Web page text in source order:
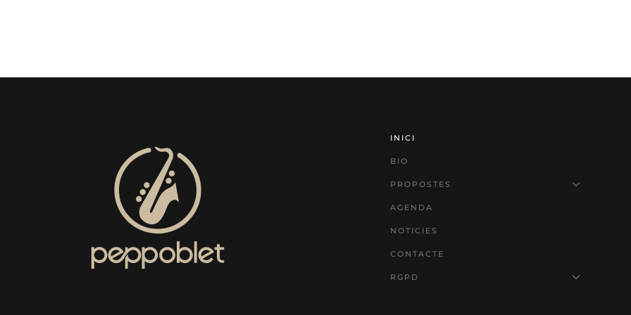
INICI
BIO
PROPOSTES
AGENDA
NOTICIES
CONTACTE
RGPD